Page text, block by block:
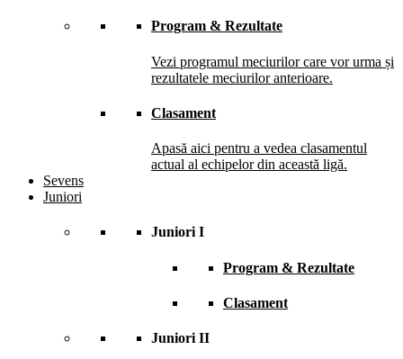
Program & Rezultate
Vezi programul meciurilor care vor urma și
rezultatele meciurilor anterioare.
Clasament
Apasă aici pentru a vedea clasamentul
actual al echipelor din această ligă.
Sevens
Juniori
Juniori I
Program & Rezultate
Clasament
Juniori II